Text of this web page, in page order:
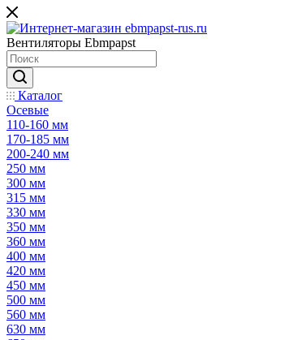
Вентиляторы Ebmpapst
Каталог
Осевые
110-160 мм
170-185 мм
200-240 мм
250 мм
300 мм
315 мм
330 мм
350 мм
360 мм
400 мм
420 мм
450 мм
500 мм
560 мм
630 мм